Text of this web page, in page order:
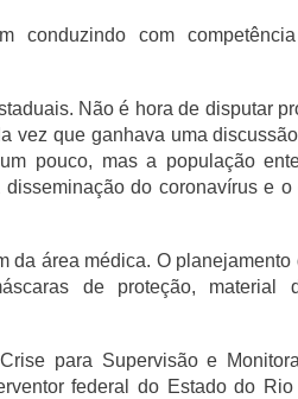
conduzindo com
Não é hora de disputar
vez que ganhava uma
pouco, mas a população
do coronavírus e
da área médica. O planejamento
de proteção, material
para Supervisão e
federal do Estado do